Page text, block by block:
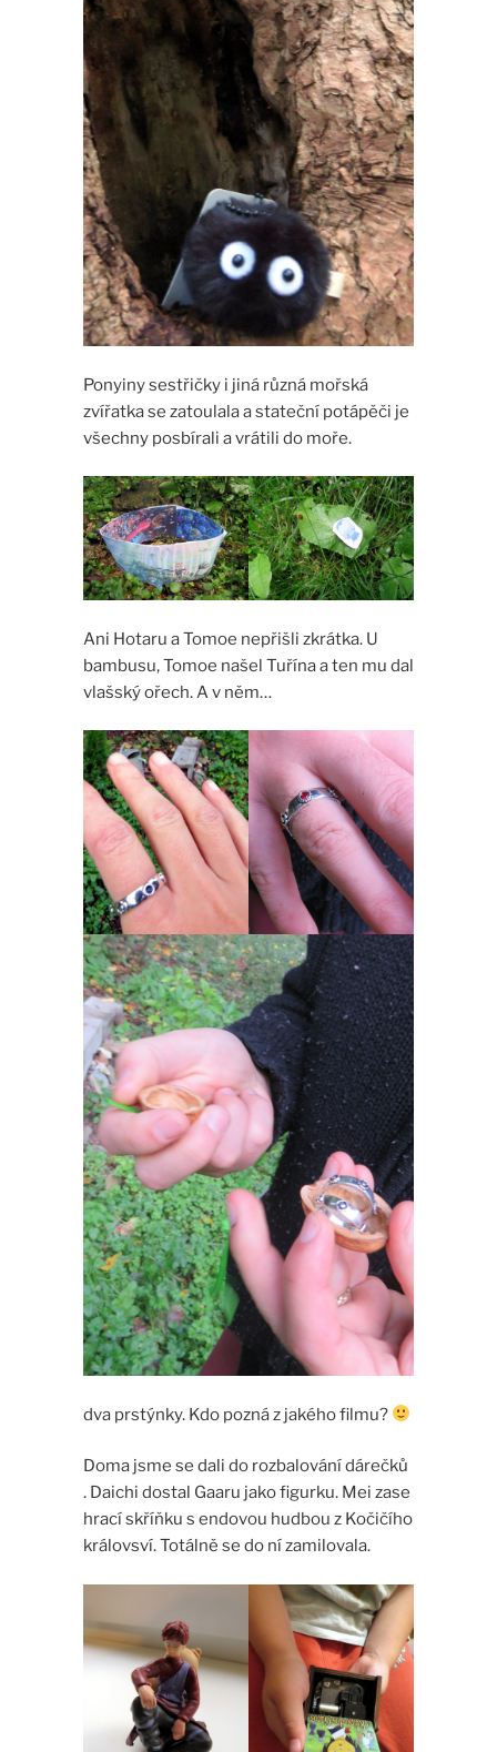
Ponyiny sestřičky i jiná různá mořská
zvířatka se zatoulala a stateční potápěči je
všechny posbírali a vrátili do moře.
Ani Hotaru a Tomoe nepřišli zkrátka. U
bambusu, Tomoe našel Tuřína a ten mu dal
vlašský ořech. A v něm…
dva prstýnky. Kdo pozná z jakého filmu?
Doma jsme se dali do rozbalování dárečků
. Daichi dostal Gaaru jako figurku. Mei zase
hrací skříňku s endovou hudbou z Kočičího
královsví. Totálně se do ní zamilovala.